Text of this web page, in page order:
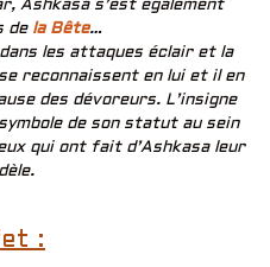
Ashkasa s’est également
de la Bête…
les attaques éclair et la
reconnaissent en lui et il en
des dévoreurs. L’insigne
de son statut au sein
qui ont fait d’Ashkasa leur
: